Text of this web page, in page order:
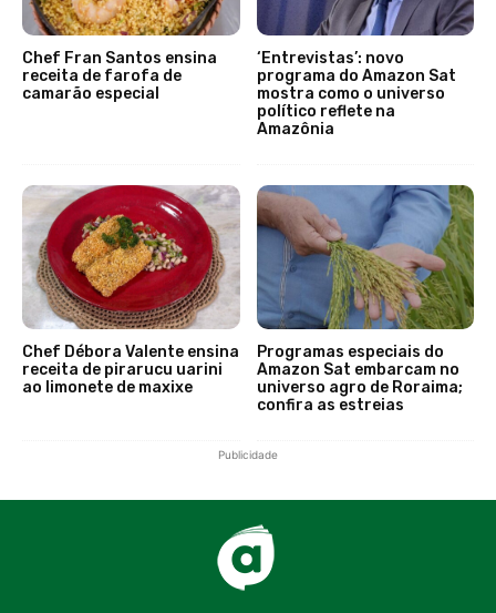
Chef Fran Santos ensina
receita de farofa de
camarão especial
‘Entrevistas’: novo
programa do Amazon Sat
mostra como o universo
político reflete na
Amazônia
Chef Débora Valente ensina
receita de pirarucu uarini
ao limonete de maxixe
Programas especiais do
Amazon Sat embarcam no
universo agro de Roraima;
confira as estreias
Publicidade